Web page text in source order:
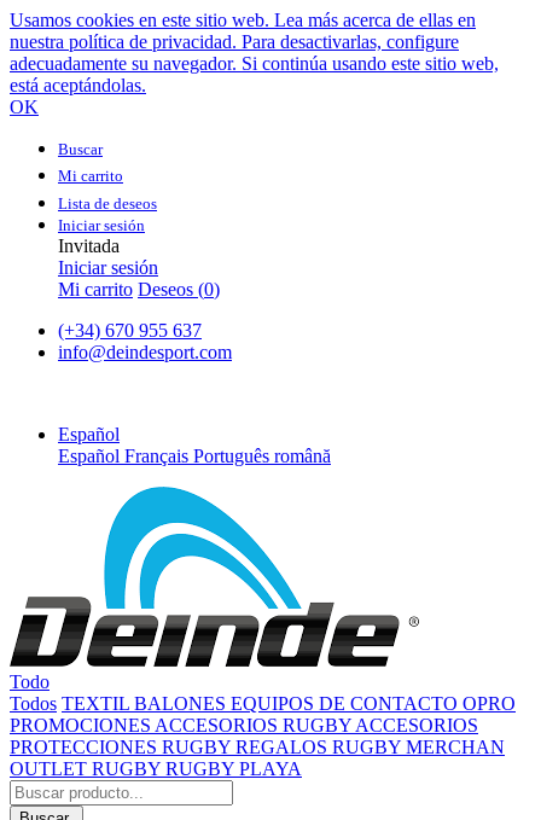
Usamos cookies en este sitio web. Lea más acerca de ellas en
nuestra política de privacidad. Para desactivarlas, configure
adecuadamente su navegador. Si continúa usando este sitio web,
está aceptándolas.
OK
Buscar
Mi carrito
Lista de deseos
Iniciar sesión
Invitada
Iniciar sesión
Mi carrito Deseos (0)
(+34) 670 955 637
info@deindesport.com
Español
Español Français Português română
Todo
Todos TEXTIL BALONES EQUIPOS DE CONTACTO OPRO
PROMOCIONES ACCESORIOS RUGBY ACCESORIOS
PROTECCIONES RUGBY REGALOS RUGBY MERCHAN
OUTLET RUGBY RUGBY PLAYA